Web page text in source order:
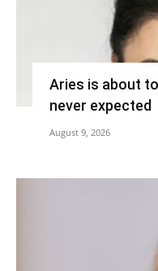
Aries is about
never expected
August 9, 2026